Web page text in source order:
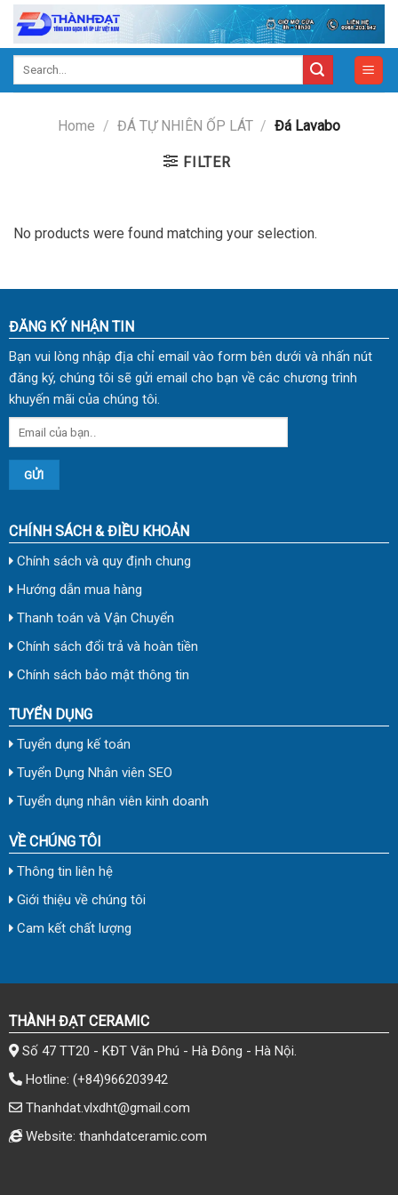
Skip
content
Home / ĐÁ TỰ NHIÊN ỐP LÁT / Đá Lavabo
FILTER
No products were found matching your selection.
ĐĂNG KÝ NHẬN TIN
Bạn vui lòng nhập địa chỉ email vào form bên dưới và nhấn nút
đăng ký, chúng tôi sẽ gửi email cho bạn về các chương trình
khuyến mãi của chúng tôi.
CHÍNH SÁCH & ĐIỀU KHOẢN
Chính sách và quy định chung
Hướng dẫn mua hàng
Thanh toán và Vận Chuyển
Chính sách đổi trả và hoàn tiền
Chính sách bảo mật thông tin
TUYỂN DỤNG
Tuyển dụng kế toán
Tuyển Dụng Nhân viên SEO
Tuyển dụng nhân viên kinh doanh
VỀ CHÚNG TÔI
Thông tin liên hệ
Giới thiệu về chúng tôi
Cam kết chất lượng
THÀNH ĐẠT CERAMIC
Số 47 TT20 - KĐT Văn Phú - Hà Đông - Hà Nội.
Hotline: (+84)966203942
Thanhdat.vlxdht@gmail.com
Website: thanhdatceramic.com